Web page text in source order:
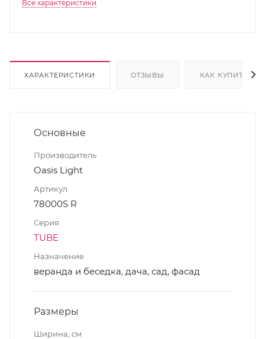
Все характеристики
ХАРАКТЕРИСТИКИ ОТЗЫВЫ КАК КУПИТЬ
Основные
Производитель
Oasis Light
Артикул
78000S R
Серия
TUBE
Назначение
веранда и беседка, дача, сад, фасад
Размеры
Ширина, см